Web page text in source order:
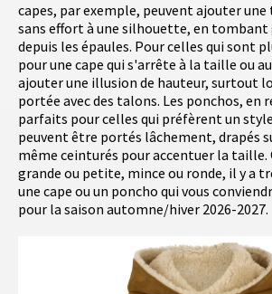
capes, par exemple, peuvent ajouter
sans effort à une silhouette, en
depuis les épaules. Pour celles qui sont
pour une cape qui s'arrête à la taille ou
ajouter une illusion de hauteur, surtout
portée avec des talons. Les ponchos, en
parfaits pour celles qui préfèrent un
peuvent être portés lâchement, drapés
même ceinturés pour accentuer la taille.
grande ou petite, mince ou ronde, il y a
une cape ou un poncho qui vous
pour la saison automne/hiver 2026-2027.